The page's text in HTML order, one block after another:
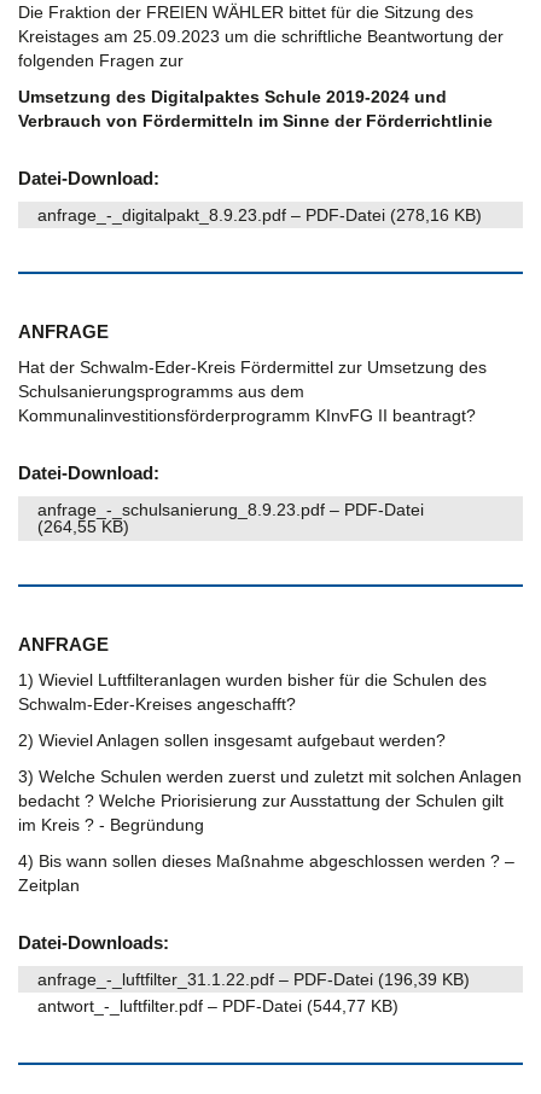
Die Fraktion der FREIEN WÄHLER bittet für die Sitzung des
Kreistages am 25.09.2023 um die schriftliche Beantwortung der
folgenden Fragen zur
Umsetzung des Digitalpaktes Schule 2019-2024 und
Verbrauch von Fördermitteln im Sinne der Förderrichtlinie
Datei-Download:
anfrage_-_digitalpakt_8.9.23.pdf – PDF-Datei (278,16 KB)
ANFRAGE
Hat der Schwalm-Eder-Kreis Fördermittel zur Umsetzung des
Schulsanierungsprogramms aus dem
Kommunalinvestitionsförderprogramm KInvFG II beantragt?
Datei-Download:
anfrage_-_schulsanierung_8.9.23.pdf – PDF-Datei
(264,55 KB)
ANFRAGE
1) Wieviel Luftfilteranlagen wurden bisher für die Schulen des
Schwalm-Eder-Kreises angeschafft?
2) Wieviel Anlagen sollen insgesamt aufgebaut werden?
3) Welche Schulen werden zuerst und zuletzt mit solchen Anlagen
bedacht ? Welche Priorisierung zur Ausstattung der Schulen gilt
im Kreis ? - Begründung
4) Bis wann sollen dieses Maßnahme abgeschlossen werden ? –
Zeitplan
Datei-Downloads:
anfrage_-_luftfilter_31.1.22.pdf – PDF-Datei (196,39 KB)
antwort_-_luftfilter.pdf – PDF-Datei (544,77 KB)